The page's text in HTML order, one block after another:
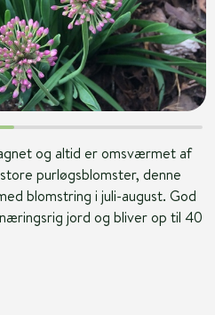
og altid er omsværmet af
purløgsblomster, denne
blomstring i juli-august. God
jord og bliver op til 40